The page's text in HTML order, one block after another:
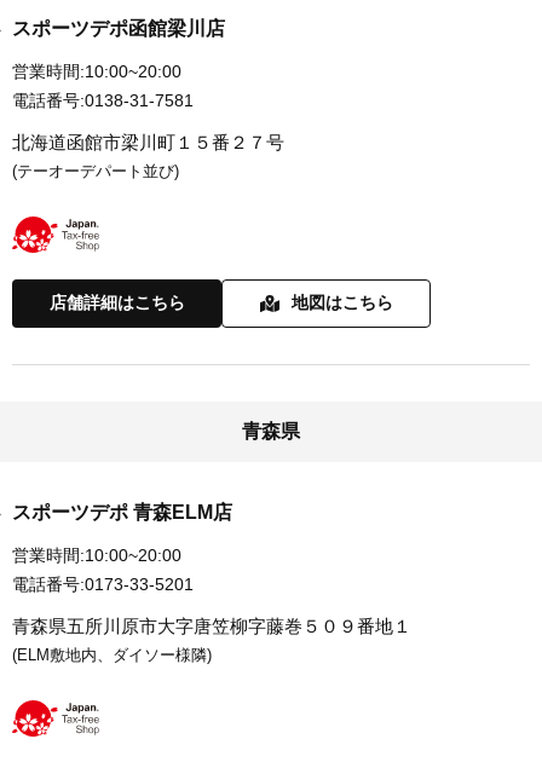
スポーツデポ函館梁川店
営業時間:10:00~20:00
電話番号:0138-31-7581
北海道函館市梁川町１５番２７号
(テーオーデパート並び)
店舗詳細はこちら 地図はこちら
青森県
スポーツデポ 青森ELM店
営業時間:10:00~20:00
電話番号:0173-33-5201
青森県五所川原市大字唐笠柳字藤巻５０９番地１
(ELM敷地内、ダイソー様隣)